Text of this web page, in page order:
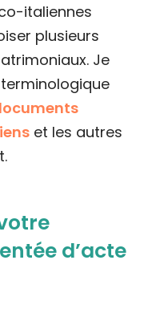
italiennes
plusieurs
Je
et les autres
d’acte